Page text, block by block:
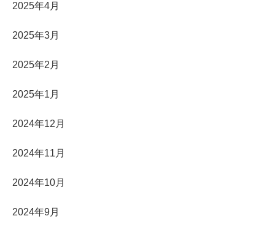
2025年4月
2025年3月
2025年2月
2025年1月
2024年12月
2024年11月
2024年10月
2024年9月